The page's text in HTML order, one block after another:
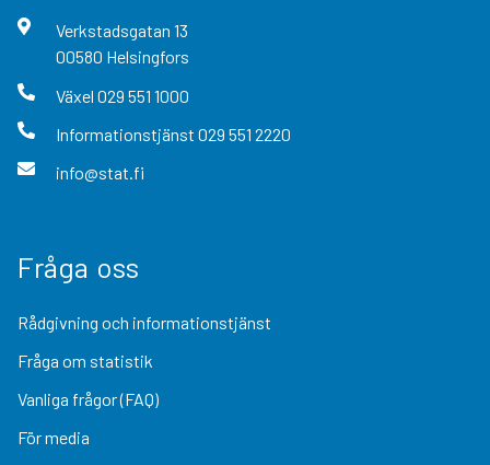
Verkstadsgatan 13
00580 Helsingfors
Växel 029 551 1000
Informationstjänst 029 551 2220
info@stat.fi
Fråga oss
Rådgivning och informationstjänst
Fråga om statistik
Vanliga frågor (FAQ)
För media